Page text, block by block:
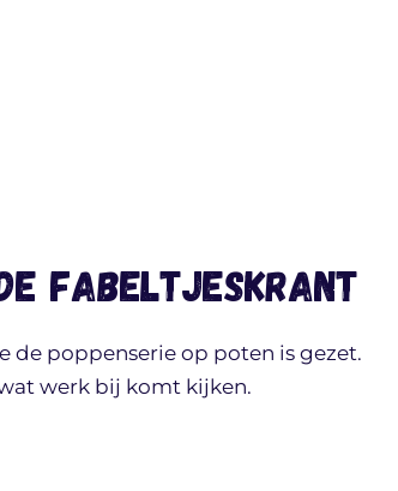
Fabeltjeskrant
de poppenserie op poten is gezet.
werk bij komt kijken.